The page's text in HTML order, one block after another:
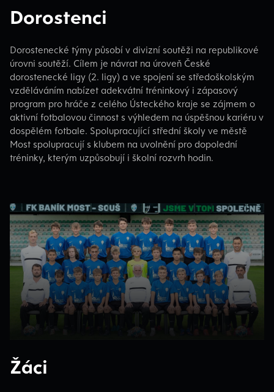
Dorostenci
Dorostenecké týmy působí v divizní soutěži na republikové
úrovni soutěží. Cílem je návrat na úroveň České
dorostenecké ligy (2. ligy) a ve spojení se středoškolským
vzděláváním nabízet adekvátní tréninkový i zápasový
program pro hráče z celého Ústeckého kraje se zájmem o
aktivní fotbalovou činnost s výhledem na úspěšnou kariéru v
dospělém fotbale. Spolupracující střední školy ve městě
Most spolupracují s klubem na uvolnění pro dopolední
tréninky, kterým uzpůsobují i školní rozvrh hodin.
Žáci